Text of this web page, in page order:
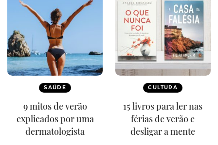
SAÚDE
9 mitos de verão
explicados por uma
dermatologista
CULTURA
15 livros para ler nas
férias de verão e
desligar a mente